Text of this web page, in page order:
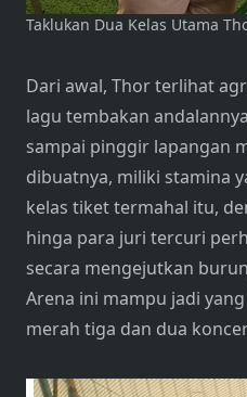
Taklukan Dua Kelas Utama
Dari awal, Thor terlihat
lagu tembakan
sampai pinggir lapangan
dibuatnya, miliki stamina
kelas tiket termahal itu,
hinga para juri tercuri
secara mengejutkan
Arena ini mampu jadi
merah tiga dan dua